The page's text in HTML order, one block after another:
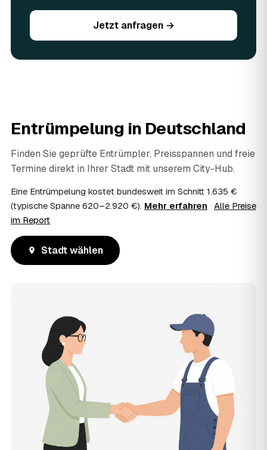
Jetzt anfragen →
Entrümpelung in Deutschland
Finden Sie geprüfte Entrümpler, Preisspannen und freie
Termine direkt in Ihrer Stadt mit unserem City-Hub.
Eine Entrümpelung kostet bundesweit im Schnitt 1.635 €
(typische Spanne 620–2.920 €). Mehr erfahren · Alle Preise
im Report
Stadt wählen